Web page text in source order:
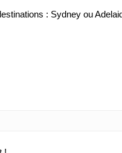
: Sydney ou